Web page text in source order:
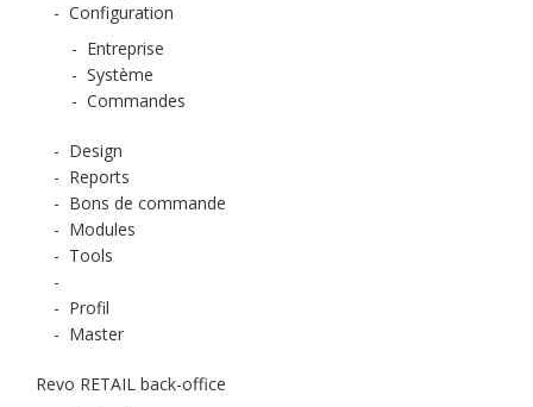
- Configuration
- Entreprise
- Système
- Commandes
- Design
- Reports
- Bons de commande
- Modules
- Tools
-
- Profil
- Master
Revo RETAIL back-office